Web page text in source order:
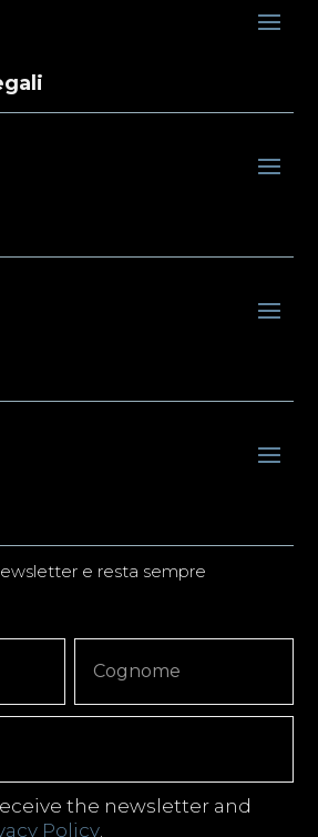
e resta sempre
the newsletter and
Policy